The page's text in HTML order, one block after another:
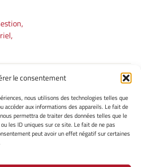
le consentement
nous utilisons des technologies telles que
accéder aux informations des appareils. Le fait de
permettra de traiter des données telles que le
les ID uniques sur ce site. Le fait de ne pas
peut avoir un effet négatif sur certaines
LÉGALES